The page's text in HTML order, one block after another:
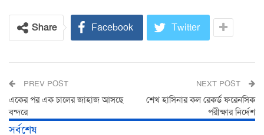
Share Facebook Twitter
PREV POST
একের পর এক চালের জাহাজ আসছে
বন্দরে
NEXT POST
শেখ হাসিনার কল রেকর্ড ফরেনসিক
পরীক্ষার নির্দেশ
সর্বশেষ